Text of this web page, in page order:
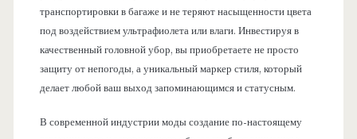
транспортировки в багаже и не теряют насыщенности цвета
под воздействием ультрафиолета или влаги. Инвестируя в
качественный головной убор, вы приобретаете не просто
защиту от непогоды, а уникальный маркер стиля, который
делает любой ваш выход запоминающимся и статусным.
В современной индустрии моды создание по-настоящему